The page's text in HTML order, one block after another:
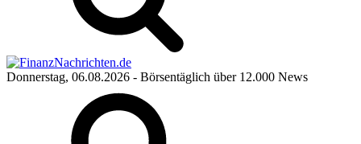
Donnerstag, 06.08.2026 - Börsentäglich über 12.000 News